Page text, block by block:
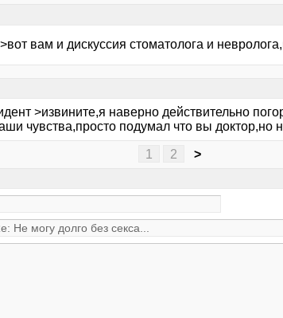
вам и дискуссия стоматолога и
>извините,я наверно действительно
чувства,просто подумал что вы доктор,но
1 2 >